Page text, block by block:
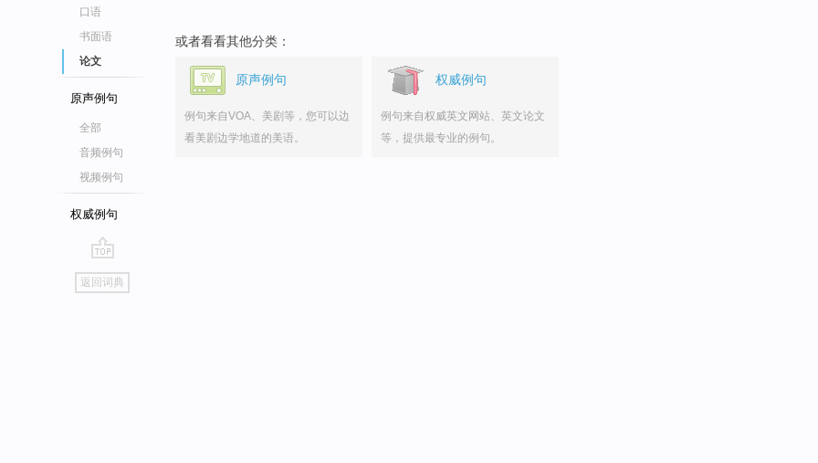
口语
书面语
论文
原声例句
全部
音频例句
视频例句
权威例句
go
top
返回词典
或者看看其他分类：
原声例句
例句来自VOA、美剧等，您可以边
看美剧边学地道的美语。
权威例句
例句来自权威英文网站、英文论文
等，提供最专业的例句。